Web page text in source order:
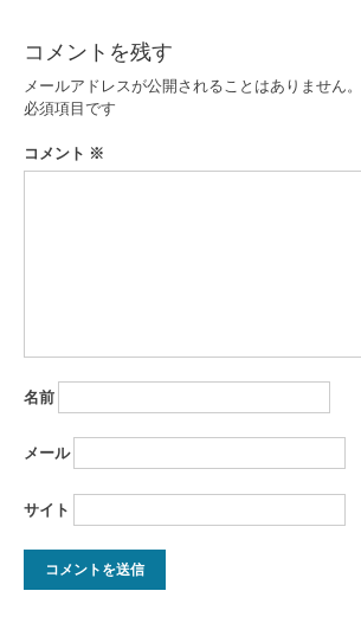
ゲ
ー
シ
ョ
コメントを残す
メールアドレスが公開されることはありません。
必須項目です
コメント ※
名前
メール
サイト